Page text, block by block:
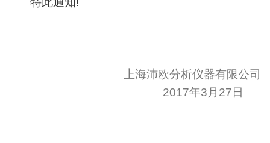
上海沛欧分析仪器有限公司
2017年3 月 27 日